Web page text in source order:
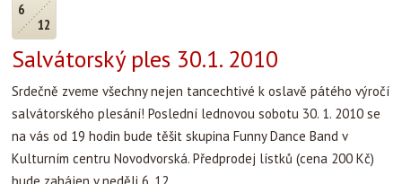
6
12
Salvátorský ples 30.1. 2010
Srdečně zveme všechny nejen tancechtivé k oslavě pátého výročí
salvátorského plesání! Poslední lednovou sobotu 30. 1. 2010 se
na vás od 19 hodin bude těšit skupina Funny Dance Band v
Kulturním centru Novodvorská. Předprodej lístků (cena 200 Kč)